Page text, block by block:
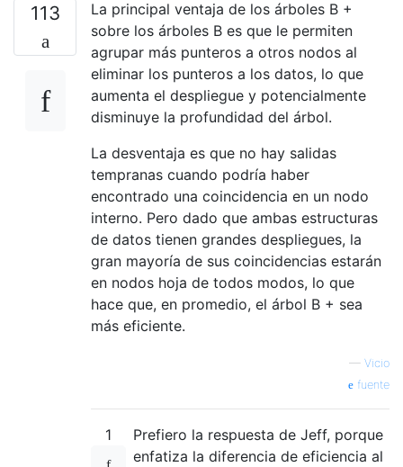
113
La principal ventaja de los árboles B +
sobre los árboles B es que le permiten
agrupar más punteros a otros nodos al
eliminar los punteros a los datos, lo que
aumenta el despliegue y potencialmente
disminuye la profundidad del árbol.
La desventaja es que no hay salidas
tempranas cuando podría haber
encontrado una coincidencia en un nodo
interno. Pero dado que ambas estructuras
de datos tienen grandes despliegues, la
gran mayoría de sus coincidencias estarán
en nodos hoja de todos modos, lo que
hace que, en promedio, el árbol B + sea
más eficiente.
— Vicio
fuente
1
Prefiero la respuesta de Jeff, porque
enfatiza la diferencia de eficiencia al